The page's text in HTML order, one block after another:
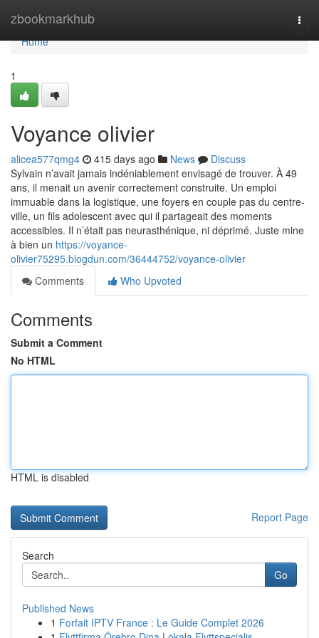
zbookmarkhub
Home
Home
1
Voyance olivier
alicea577qmg4 415 days ago News
Discuss
Sylvain n’avait jamais indéniablement envisagé de trouver. À 49
ans, il menait un avenir correctement construite. Un emploi
immuable dans la logistique, une foyers en couple pas du centre-
ville, un fils adolescent avec qui il partageait des moments
accessibles. Il n’était pas neurasthénique, ni déprimé. Juste mine
à bien un https://voyance-
olivier75295.blogdun.com/36444752/voyance-olivier
Comments
Who Upvoted
Comments
Submit a Comment
No HTML
HTML is disabled
Report Page
Search
Go
Published News
1 Forfait IPTV France : Le Guide Complet 2026